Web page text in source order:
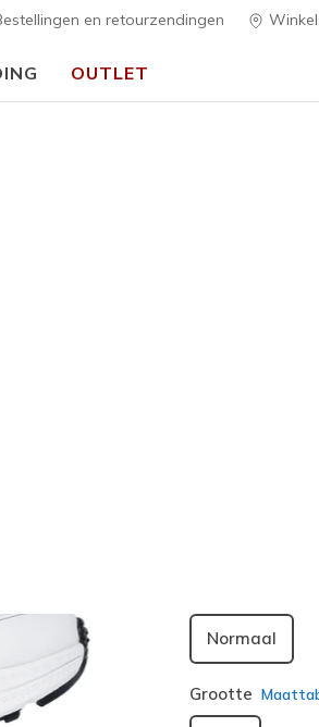
en retourzendingen
OUTLET
Normaal
Grootte